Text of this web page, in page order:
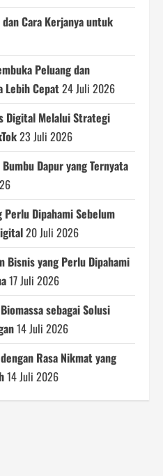
Cara Kerjanya untuk
Peluang dan
Lebih Cepat24 Juli 2026
Digital Melalui Strategi
23 Juli 2026
Dapur yang Ternyata
Dipahami Sebelum
20 Juli 2026
Bisnis yang Perlu Dipahami
17 Juli 2026
sebagai Solusi
14 Juli 2026
Rasa Nikmat yang
14 Juli 2026